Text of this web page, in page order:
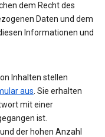
dem Recht des
Daten und dem
Informationen und
Inhalten stellen
aus . Sie erhalten
mit einer
ist.
der hohen Anzahl